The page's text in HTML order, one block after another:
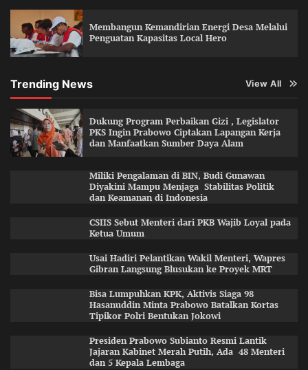
Membangun Kemandirian Energi Desa Melalui
Penguatan Kapasitas Local Hero
Trending News View All
Dukung Program Perbaikan Gizi , Legislator
PKS Ingin Prabowo Ciptakan Lapangan Kerja
dan Manfaatkan Sumber Daya Alam
Miliki Pengalaman di BIN, Budi Gunawan
Diyakini Mampu Menjaga Stabilitas Politik
dan Keamanan di Indonesia
CSIIS Sebut Menteri dari PKB Wajib Loyal pada
Ketua Umum
Usai Hadiri Pelantikan Wakil Menteri, Wapres
Gibran Langsung Blusukan ke Proyek MRT
Bisa Lumpuhkan KPK, Aktivis Siaga 98
Hasanuddin Minta Prabowo Batalkan Kortas
Tipikor Polri Bentukan Jokowi
Presiden Prabowo Subianto Resmi Lantik
Jajaran Kabinet Merah Putih, Ada 48 Menteri
dan 5 Kepala Lembaga